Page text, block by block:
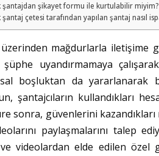
şantajdan şikayet formu ile kurtulabilir miyim?
çetesi tarafından yapılan şantaj nasıl
mağdurlarla iletişime
uyandırmamaya
boşluktan da
şantajcıların kullandıkları
sonra, güvenlerini
paylaşmalarını talep
videolardan elde edilen özel